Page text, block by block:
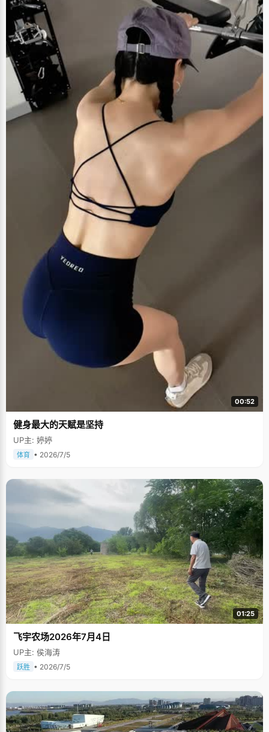
00:52
健身最大的天赋是坚持
UP主: 婷婷
体育 • 2026/7/5
01:25
飞宇农场2026年7月4日
UP主: 侯海涛
跃胜 • 2026/7/5